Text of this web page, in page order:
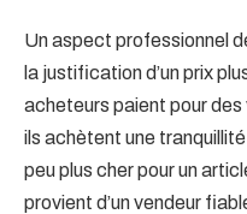
Un aspect professionnel
la justification d’un prix
acheteurs paient pour des
ils achètent une
peu plus cher pour un
provient d’un vendeur